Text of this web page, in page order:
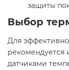
защиты
Выбор
Для
рекомендуется
датчиками